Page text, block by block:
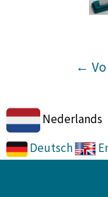
←
Nederlands
Deutsch